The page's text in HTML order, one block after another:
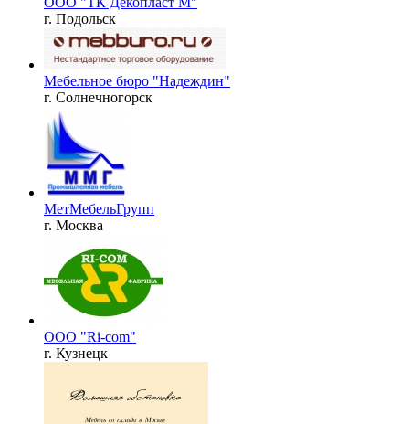
г. Подольск
Мебельное бюро "Надеждин"
г. Солнечногорск
МетМебельГрупп
г. Москва
ООО "Ri-com"
г. Кузнецк